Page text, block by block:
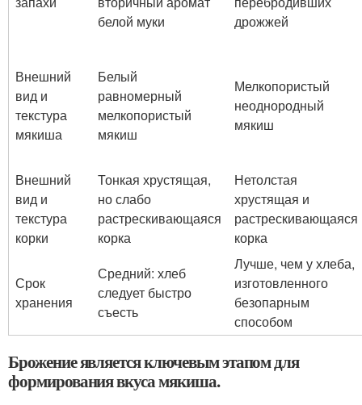
белой муки
дрожжей
Внешний
вид и
текстура
мякиша
Белый
равномерный
мелкопористый
мякиш
Мелкопористый
неоднородный
мякиш
Внешний
вид и
текстура
корки
Тонкая хрустящая,
но слабо
растрескивающаяся
корка
Нетолстая
хрустящая и
растрескивающаяся
корка
Срок
хранения
Средний: хлеб
следует быстро
съесть
Лучше, чем у хлеба,
изготовленного
безопарным
способом
Брожение является ключевым этапом для
формирования вкуса мякиша.